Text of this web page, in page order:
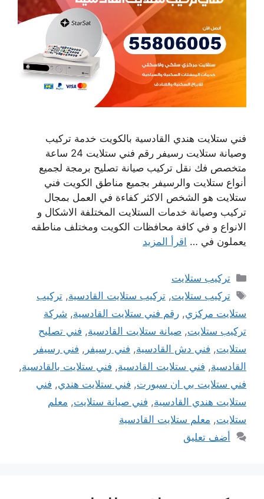
فني ستلايت هندي القادسية بالكويت خدمة تركيب
وصيانة ستلايت رسيفر رقم فني ستلايت 24 ساعة
متخصص فك نقل تركيب صيانة تصليح برمجة لجميع
أنواع ستلايت والرسيفر بجميع مناطق الكويت فني
ستلايت هو الشخص الاكثر كفاءة في العمل بمجال
تركيب وصيانة خدمات الستلايت المختلفة الاشكال و
الانواع و في كافة محافظات الكويت ومختلف مناطقه
يعملون في … اقرأ المزيد
التصنيفات
تركيب ستلايت
الوسوم
تركيب ستلايت,تركيب ستلايت القادسية,تركيب
ستلايت مركزي, رقم فني ستلايت القادسية, شركة
تركيب ستلايت, صيانة ستلايت القادسية, فني تصليح
ستلايت, فني دش القادسية, فني رسيفر , فني رسيفر
القادسية, فني ستلايت القادسية, فني ستلايت بالقادسية,
فني ستلايت بي ان سبورت, فني ستلايت هندي, فني
ستلايت هندي القادسية, فني صيانة ستلايت, معلم
ستلايت, معلم ستلايت القادسية
أضف تعليق